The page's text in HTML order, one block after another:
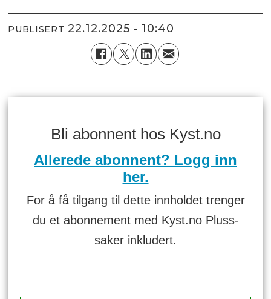
PUBLISERT 22.12.2025 - 10:40
Bli abonnent hos Kyst.no
Allerede abonnent? Logg inn
her.
For å få tilgang til dette innholdet trenger
du et abonnement med Kyst.no Pluss-
saker inkludert.